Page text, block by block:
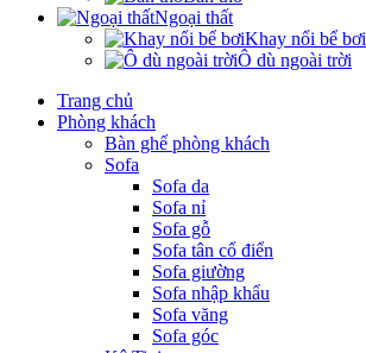
Ngoại thất
Khay nổi bể bơi
Ô dù ngoài trời
Trang chủ
Phòng khách
Bàn ghế phòng khách
Sofa
Sofa da
Sofa nỉ
Sofa gỗ
Sofa tân cổ điển
Sofa giường
Sofa nhập khẩu
Sofa văng
Sofa góc